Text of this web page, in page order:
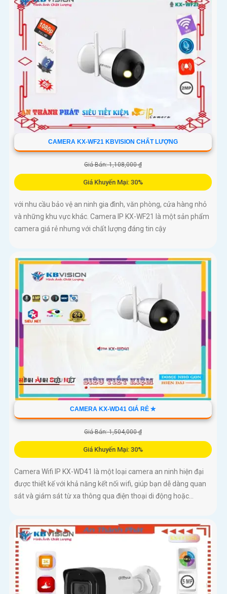
CAMERA KX-WF21 KBVISION CHẤT LƯỢNG
Giá Bán: 1,108,000 ₫
Giá Khuyến Mại: 30%
với nhu cầu bảo vệ an ninh gia đình, văn phòng, cửa hàng nhỏ
và những khu vực khác. Camera IP KX-WF21 là một sản phẩm
camera giá rẻ nhưng với chất lượng đáng tin cậy
CAMERA KX-WD41 GIÁ RẺ ✮
Giá Bán: 1,504,000 ₫
Giá Khuyến Mại: 30%
Camera Wifi IP KX-WD41 là một loại camera an ninh hiện đại
được thiết kế với khả năng kết nối wifi, giúp bạn dễ dàng quan
sát và giám sát từ xa thông qua điện thoại di động hoặc...